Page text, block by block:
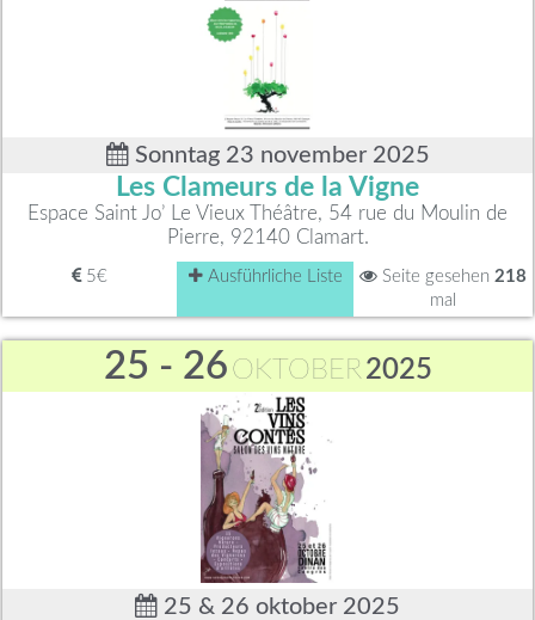
Sonntag 23 november 2025
Les Clameurs de la Vigne
Espace Saint Jo’ Le Vieux Théâtre, 54 rue du Moulin de
Pierre, 92140 Clamart.
5€ Ausführliche Liste Seite gesehen 218
mal
25 - 26 OKTOBER 2025
25 & 26 oktober 2025